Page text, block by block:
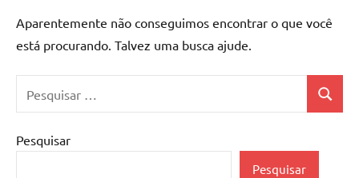
Aparentemente não conseguimos encontrar o que você
está procurando. Talvez uma busca ajude.
por:
Pesquisar
Pesquisar